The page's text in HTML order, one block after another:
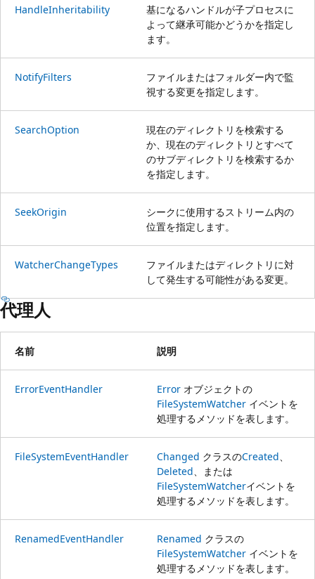
HandleInheritability
基になるハンドルが子プロセスに
よって継承可能かどうかを指定し
ます。
NotifyFilters
ファイルまたはフォルダー内で監
視する変更を指定します。
SearchOption
現在のディレクトリを検索する
か、現在のディレクトリとすべて
のサブディレクトリを検索するか
を指定します。
SeekOrigin
シークに使用するストリーム内の
位置を指定します。
WatcherChangeTypes
ファイルまたはディレクトリに対
して発生する可能性がある変更。
代理人
名前 説明
ErrorEventHandler Error オブジェクトの
FileSystemWatcher イベントを
処理するメソッドを表します。
FileSystemEventHandler Changed クラスのCreated
Deleted 、または
FileSystemWatcherイベントを
処理するメソッドを表します。
RenamedEventHandler Renamed クラスの
FileSystemWatcher イベントを
処理するメソッドを表します。